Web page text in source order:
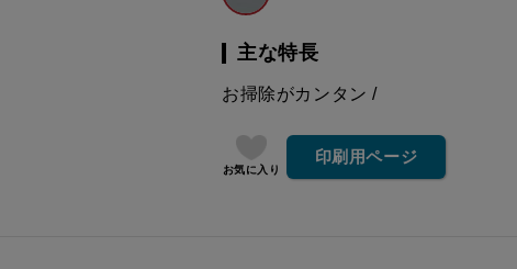
主な特長
お掃除がカンタン
お気に入り
印刷用ページ